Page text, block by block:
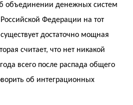
объединении денежных систем
Федерации на тот
достаточно мощная
считает, что нет никакой
всего после распада общего
об интеграционных